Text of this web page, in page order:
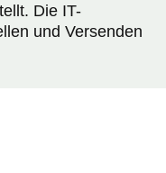
Die IT-
und Versenden